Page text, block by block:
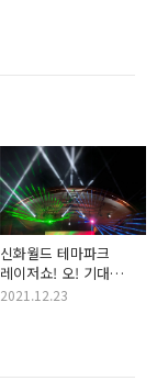
신화월드 테마파크
레이저쇼! 오! 기대
이상인데요?
2021.12.23